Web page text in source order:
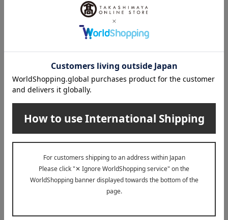
KLIPPAN（クリッパン）
17,600